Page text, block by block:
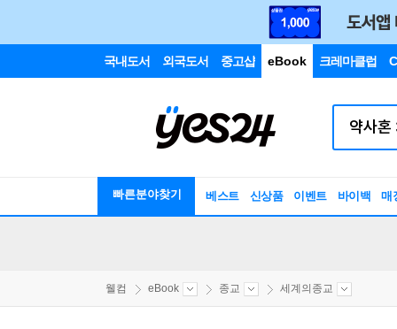
국내도서 외국도서 중고샵 eBook 크레마클럽
빠른분야찾기 베스트 신상품 이벤트 바이백 매
웰컴 eBook 종교 세계의종교